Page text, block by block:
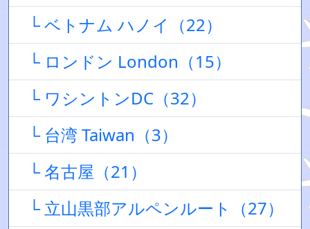
└ ベトナム ハノイ（22）
└ ロンドン London（15）
└ ワシントンDC（32）
└ 台湾 Taiwan（3）
└ 名古屋（21）
└ 立山黒部アルペンルート（27）